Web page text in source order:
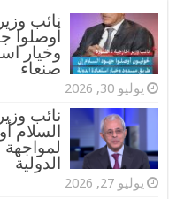
‏نائب
أوصلوا
وخيار
صنعاء
يوليو 30, 2026
نائب
السلام
لمواجهة
الدولية
يوليو 27, 2026